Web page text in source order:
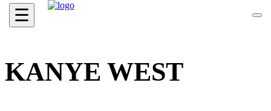
☰
KANYE WEST